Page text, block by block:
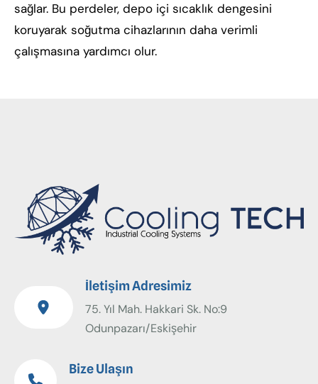
sağlar. Bu perdeler, depo içi sıcaklık dengesini
koruyarak soğutma cihazlarının daha verimli
çalışmasına yardımcı olur.
İletişim Adresimiz
75. Yıl Mah. Hakkari Sk. No:9
Odunpazarı/Eskişehir
Bize Ulaşın